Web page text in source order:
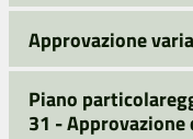
Approvazione
Piano
31 -